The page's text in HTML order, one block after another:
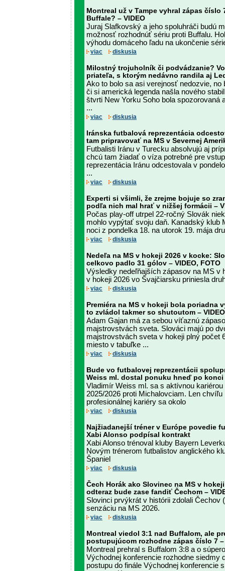
Montreal už v Tampe vyhral zápas číslo
Buffale? – VIDEO
Juraj Slafkovský a jeho spoluhráči budú
možnosť rozhodnúť sériu proti Buffalu.
výhodu domáceho ľadu na ukončenie
viac diskusia
Milostný trojuholník či podvádzanie?
priateľa, s ktorým nedávno randila aj
Ako to bolo sa asi verejnosť nedozvie,
či si americká legenda našla nového
štvrti New Yorku Soho bola spozorovaná
...
viac diskusia
Iránska futbalová reprezentácia
tam pripravovať na MS v Severnej
Futbalisti Iránu v Turecku absolvujú aj
chcú tam žiadať o víza potrebné pre
reprezentácia Iránu odcestovala v
...
viac diskusia
Experti si všimli, že zrejme bojuje so
podľa nich mal hrať v nižšej formácii –
Počas play-off utrpel 22-ročný Slovák
mohlo vypýtať svoju daň. Kanadský klub
noci z pondelka 18. na utorok 19. mája
viac diskusia
Nedeľa na MS v hokeji 2026 v kocke:
celkovo padlo 31 gólov – VIDEO, FOTO
Výsledky nedeľňajších zápasov na MS v
v hokeji 2026 vo Švajčiarsku priniesla
viac diskusia
Premiéra na MS v hokeji bola poriadna
to zvládol takmer so shutoutom –
Adam Gajan má za sebou víťaznú
majstrovstvách sveta. Slováci majú po
majstrovstvách sveta v hokeji plný počet
miesto v tabuľke ...
viac diskusia
Bude vo futbalovej reprezentácii
Weiss ml. dostal ponuku hneď po konci
Vladimír Weiss ml. sa s aktívnou
2025/2026 proti Michalovciam. Len
profesionálnej kariéry sa okolo
viac diskusia
Najžiadanejší tréner v Európe povedie
Xabi Alonso podpísal kontrakt
Xabi Alonso trénoval kluby Bayern
Novým trénerom futbalistov anglického
Španiel
viac diskusia
Čech Horák ako Slovinec na MS v
odteraz bude zase fandiť Čechom –
Slovinci prvýkrát v histórii zdolali Čechov
senzáciu na MS 2026.
viac diskusia
Montreal viedol 3:1 nad Buffalom, ale
postupujúcom rozhodne zápas číslo 7 –
Montreal prehral s Buffalom 3:8 a o
Východnej konferencie rozhodne siedmy
postupu do finále Východnej konferencie